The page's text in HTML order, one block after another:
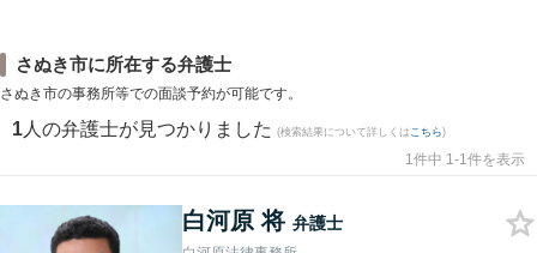
さぬき市に所在する弁護士
さぬき市の事務所等での面談予約が可能です。
1 人の弁護士が見つかりました (検索結果について詳しくは こちら)
1件中 1-1件を表示
白河原 将 弁護士